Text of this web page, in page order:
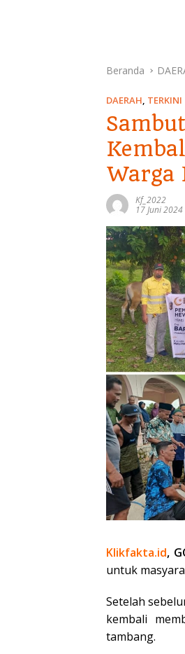
Beranda
DAERAH, TERKINI
Warga
Kf_2022
17 Juni 2024
Klikfakta.id,
untuk
Setelah
kembali
tambang.